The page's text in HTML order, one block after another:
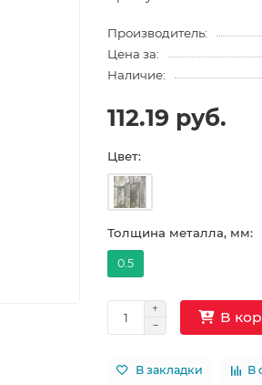
Производитель:
Цена за:
Наличие:
112.19 руб.
Цвет:
Толщина металла, мм:
0.5
В
В закладки В